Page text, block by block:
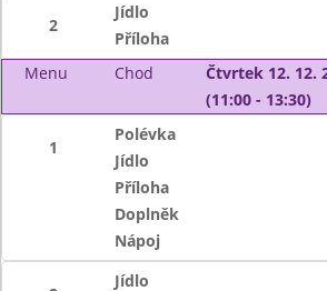
2
Jídlo
Příloha
Menu
Chod
Čtvrtek 12. 12.
(11:00 - 13:30)
1
Polévka
Jídlo
Příloha
Doplněk
Nápoj
Jídlo